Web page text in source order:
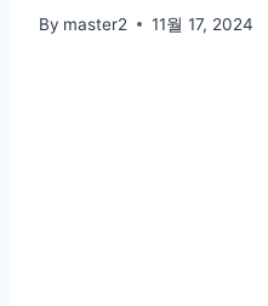
By master2 11월 17, 2024